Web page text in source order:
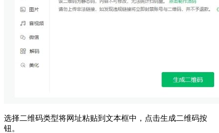
选择二维码类型将网址粘贴到文本框中，点击生成二维码按
钮。